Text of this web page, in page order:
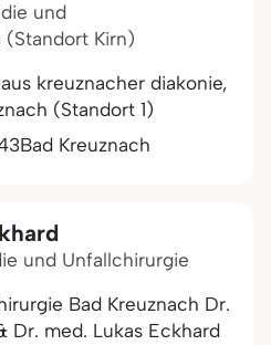
und
Kirn)
kreuznacher diakonie,
(Standort 1)
Bad Kreuznach
und Unfallchirurgie
Bad Kreuznach Dr.
Dr. med. Lukas Eckhard